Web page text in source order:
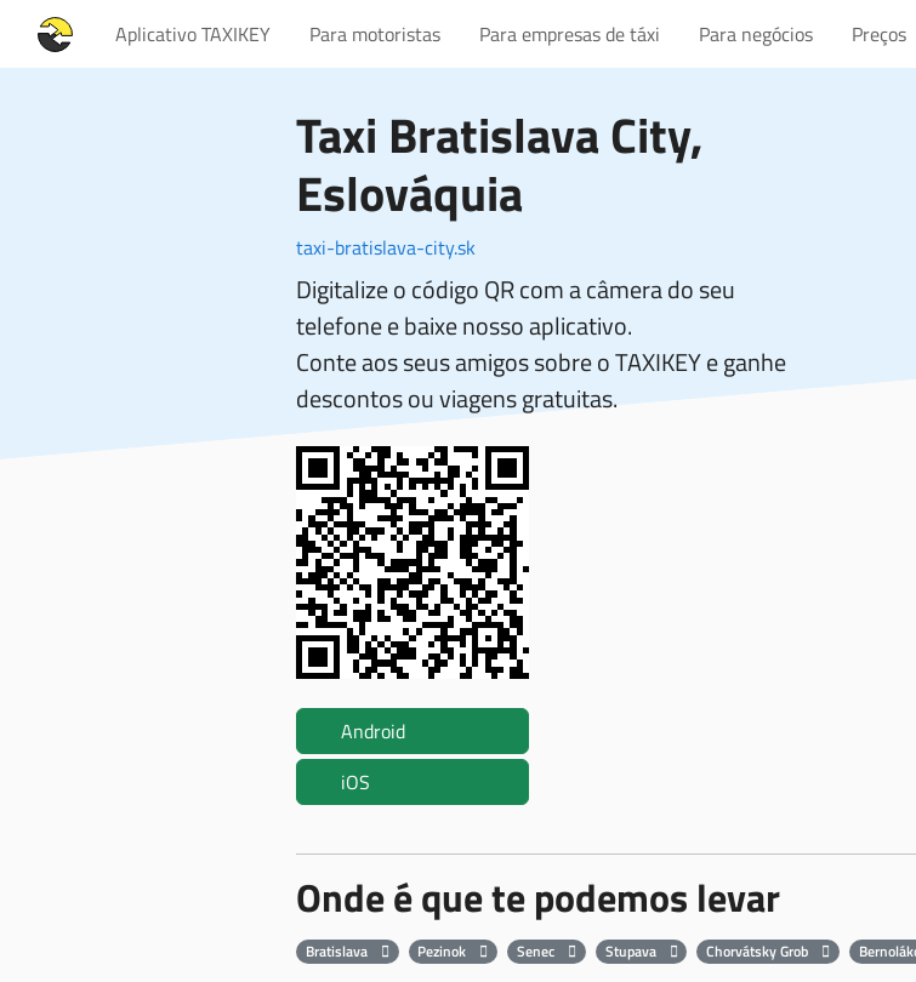
Aplicativo TAXIKEY Para motoristas Para empresas de táxi Para negócios Preços
Taxi Bratislava City,
Eslováquia
taxi-bratislava-city.sk
Digitalize o código QR com a câmera do seu
telefone e baixe nosso aplicativo.
Conte aos seus amigos sobre o TAXIKEY e ganhe
descontos ou viagens gratuitas.
Android
iOS
Onde é que te podemos levar
Bratislava Pezinok Senec Stupava Chorvátsky Grob